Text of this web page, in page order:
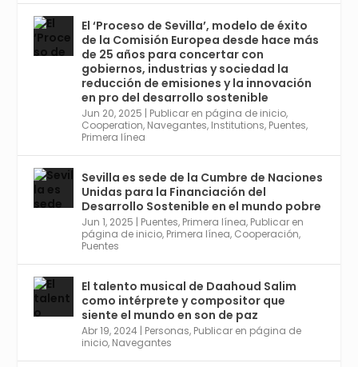
Avata
r
Sevilla World @worldsevilla ·
21 May 2024
Conoce a @mvbim, la empresa sevillana
que ha sido pionera en España en el uso de
la tecnología BIM para digitalizar e
industrializar la arquitectura y la
construcción. Ver su dimensión
internacional en el reportaje de
@juanluispavon1 en @elCorreoWeb :
https://tinyurl.com/yfa2h55p
2 6 Twitter
Avata
Sevilla World @worldsevilla ·
30 Abr 2024
Aprovéchalo si vives en Sevilla capital o
provincia. Curso gratuito en Internet de las
Cosas, Inteligencia Artificial y Smart Cities
El ‘Proceso de Sevilla’, modelo de éxito
de la Comisión Europea desde hace más
de 25 años para concertar con
gobiernos, industrias y sociedad la
reducción de emisiones y la innovación
en pro del desarrollo sostenible
Jun 20, 2025 | Publicar en página de inicio,
Cooperation, Navegantes, Institutions, Puentes,
Primera línea
Sevilla es sede de la Cumbre de Naciones
Unidas para la Financiación del
Desarrollo Sostenible en el mundo pobre
Jun 1, 2025 | Puentes, Primera línea, Publicar en
página de inicio, Primera línea, Cooperación,
Puentes
El talento musical de Daahoud Salim
como intérprete y compositor que
siente el mundo en son de paz
Abr 19, 2024 | Personas, Publicar en página de
inicio, Navegantes